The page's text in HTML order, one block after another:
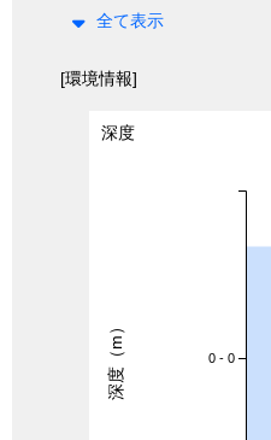
全て表示
[環境情報]
深度
0 - 0
深度（m）